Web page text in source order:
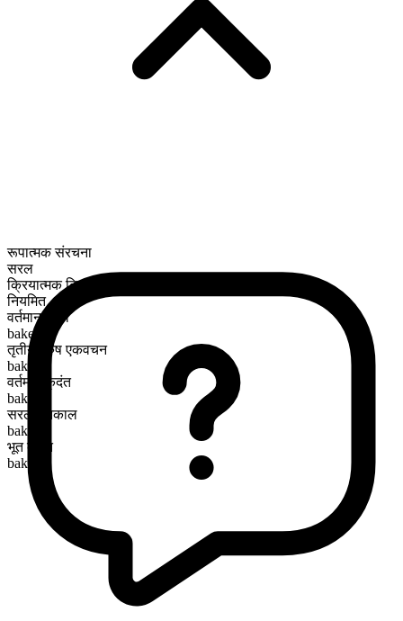
रूपात्मक संरचना
सरल
क्रियात्मक क्रिया
नियमित
वर्तमान काल
bake
तृतीय पुरुष एकवचन
bakes
वर्तमान कृदंत
baking
सरल भूतकाल
baked
भूत कृदंत
baked